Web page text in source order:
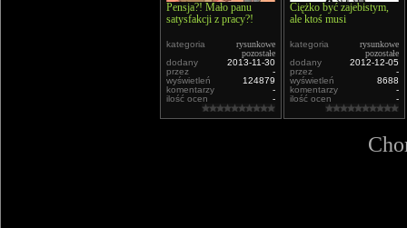
Pensja?! Mało panu
satysfakcji z pracy?!
kategoria
rysunkowe
pozostałe
dodany
2013-11-30
przez
-
wyświetleń
124879
komentarzy
-
ilość ocen
-
Ciężko być zajebistym,
ale ktoś musi
kategoria
rysunkowe
pozostałe
dodany
2012-12-05
przez
-
wyświetleń
8688
komentarzy
-
ilość ocen
-